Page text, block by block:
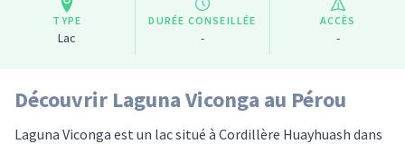
TYPE
Lac
DURÉE CONSEILLÉE
-
ACCÈS
-
Découvrir Laguna Viconga au Pérou
Laguna Viconga est un lac situé à Cordillère Huayhuash dans